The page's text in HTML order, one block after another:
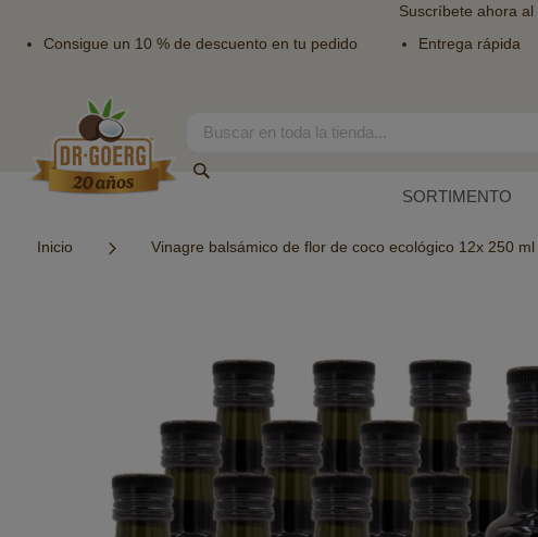
Suscríbete ahora al
Consigue un 10 % de descuento en tu pedido
Entrega rápida
contenido
Search
SORTIMENTO
Inicio Vinagre balsámico de flor de coco ecológico 12x 250 ml